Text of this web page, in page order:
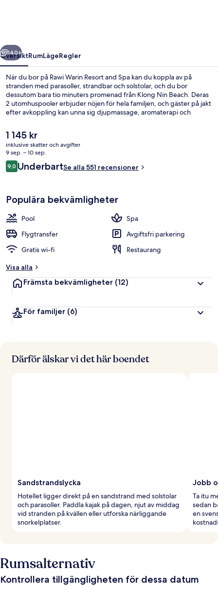
Nästa
140+
ÖversiktRumLägeRegler
När du bor på Rawi Warin Resort and Spa kan du koppla av på
stranden med parasoller, strandbar och solstolar, och du bor
dessutom bara tio minuters promenad från Klong Nin Beach. Deras
2 utomhuspooler erbjuder nöjen för hela familjen, och gäster på jakt
efter avkoppling kan unna sig djupmassage, aromaterapi och
dessutom finns en bar vid poolen, där du kan svalka dig med en
drink. Detta hotell i lyxstil erbjuder även gäster tillgång till 2
barer/lounger, ett fitnesscenter och en barnpool. Andra resenärer
uppskattar den hjälpsamma personalen.
Det
nuvarande
priset
är
1 145 kr
1 145 kr
inklusive skatter och avgifter
9 sep. – 10 sep.
Recensioner
9,09,0 av 10,
UnderbartSe alla 551 recensioner
Populära bekvämligheter
Pool
Spa
Flygtransfer
Avgiftsfri parkering
Gratis wi-fi
Restaurang
Visa alla
Främsta bekvämligheter (12)
För familjer (6)
Därför älskar vi det här boendet
Sandstrandslycka
Hotellet ligger direkt på en sandstrand med solstolar
och parasoller. Paddla kajak på dagen, njut av middag
vid stranden på kvällen eller utforska närliggande
snorkelplatser.
Jobb
Ta itu
sedan
en
Rumsalternativ
Kontrollera tillgängligheten för dessa datum